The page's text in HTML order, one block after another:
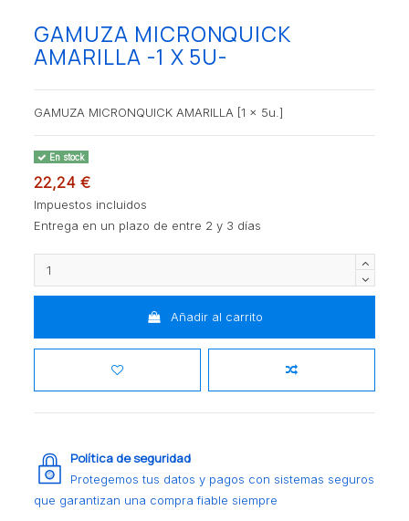
GAMUZA MICRONQUICK
AMARILLA -1 X 5U-
GAMUZA MICRONQUICK AMARILLA [1 x 5u.]
En stock
22,24 €
Impuestos incluidos
Entrega en un plazo de entre 2 y 3 días
Añadir al carrito
Política de seguridad
Protegemos tus datos y pagos con sistemas seguros
que garantizan una compra fiable siempre